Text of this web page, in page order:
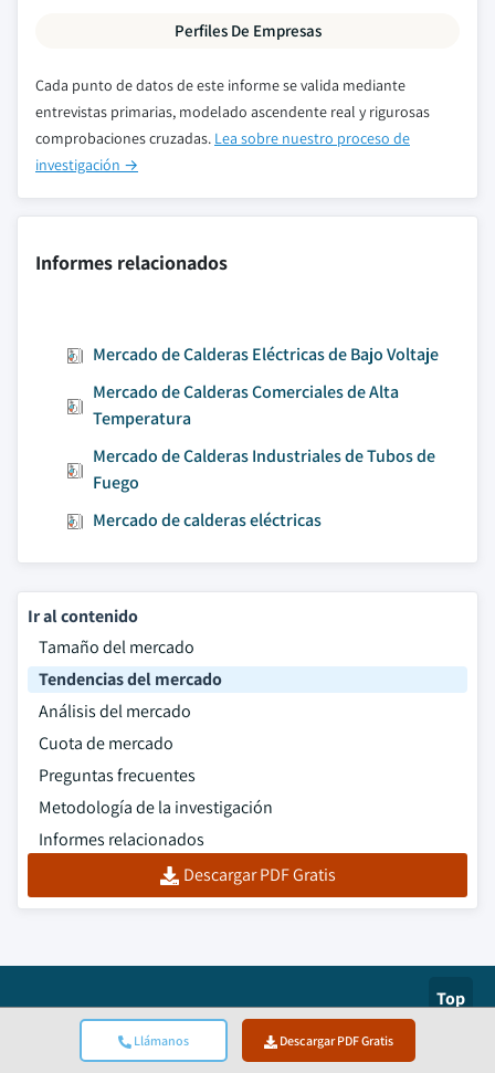
Llámanos Descargar PDF Gratis
Perfiles De Empresas
Cada punto de datos de este informe se valida mediante
entrevistas primarias, modelado ascendente real y rigurosas
comprobaciones cruzadas. Lea sobre nuestro proceso de
investigación →
Informes relacionados
Mercado de Calderas Eléctricas de Bajo Voltaje
Mercado de Calderas Comerciales de Alta
Temperatura
Mercado de Calderas Industriales de Tubos de
Fuego
Mercado de calderas eléctricas
Ir al contenido
Tamaño del mercado
Tendencias del mercado
Análisis del mercado
Cuota de mercado
Preguntas frecuentes
Metodología de la investigación
Informes relacionados
Descargar PDF Gratis
Top
Certificación ISO